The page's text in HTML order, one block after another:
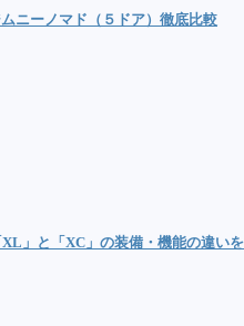
ニーノマド（５ドア）徹底比較
」と「XC」の装備・機能の違い